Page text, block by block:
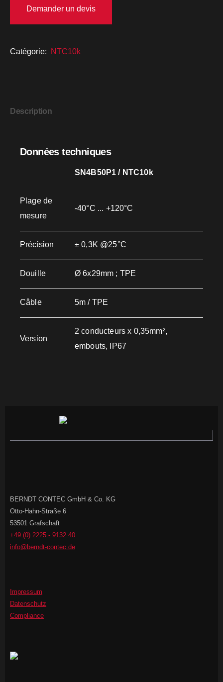
Demander un devis
Catégorie: NTC10k
Description
Données techniques
SN4B50P1 / NTC10k
Plage de
mesure
-40°C ... +120°C
Précision ± 0,3K @25°C
Douille Ø 6x29mm ; TPE
Câble 5m / TPE
Version
2 conducteurs x 0,35mm²,
embouts, IP67
BERNDT CONTEC GmbH & Co. KG
Otto-Hahn-Straße 6
53501 Grafschaft
+49 (0) 2225 - 9132 40
info@berndt-contec.de
Impressum
Datenschutz
Compliance